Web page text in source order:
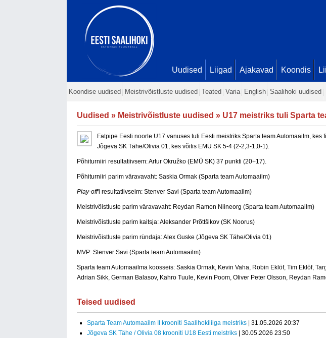
Uudised Liigad Ajakavad Koondis
Koondise uudised Meistrivõistluste uudised Teated Varia English Saalihoki uudised
Uudised » Meistrivõistluste uudised » U17 meistriks tuli Sparta
Fatpipe Eesti noorte U17 vanuses tuli Eesti meistriks Sparta team Automaailm,
Jõgeva SK Tähe/Olivia 01, kes võitis EMÜ SK 5-4 (2-2,3-1,0-1).
Põhiturniiri resultatiivsem: Artur Okružko (EMÜ SK) 37 punkti (20+17).
Põhiturniiri parim väravavaht: Saskia Ormak (Sparta team Automaailm)
Play-off'i resultatiivseim: Stenver Savi (Sparta team Automaailm)
Meistrivõistluste parim väravavaht: Reydan Ramon Niineorg (Sparta team Automaailm)
Meistrivõistluste parim kaitsja: Aleksander Prõttšikov (SK Noorus)
Meistrivõistluste parim ründaja: Alex Guske (Jõgeva SK Tähe/Olivia 01)
MVP: Stenver Savi (Sparta team Automaailm)
Sparta team Automaailma koosseis: Saskia Ormak, Kevin Vaha, Robin Eklöf, Tim Eklöf,
Adrian Sikk, German Balasov, Kahro Tuule, Kevin Poom, Oliver Peter Olsson, Reydan
Teised uudised
Sparta Team Automaailm II krooniti Saalihokiliiga meistriks | 31.05.2026 20:37
Jõgeva SK Tähe / Olivia 08 krooniti U18 Eesti meistriks | 30.05.2026 23:50